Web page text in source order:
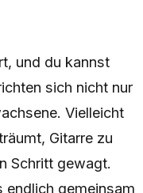
und du kannst
sich nicht nur
Vielleicht
Gitarre zu
Schritt gewagt.
endlich gemeinsam